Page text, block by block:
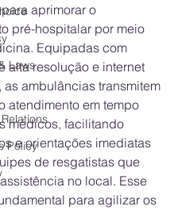
Laws
Policy
aprimorar o
pré-hospitalar por meio
Equipadas com
alta resolução e internet
as ambulâncias transmitem
atendimento em tempo
médicos, facilitando
e orientações imediatas
de resgatistas que
no local. Esse
para agilizar os